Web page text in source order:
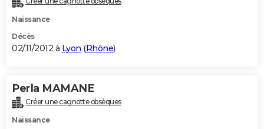
Naissance
Décès
02/11/2012 à Lyon (Rhône)
Perla MAMANE
Créer une cagnotte obsèques
Naissance